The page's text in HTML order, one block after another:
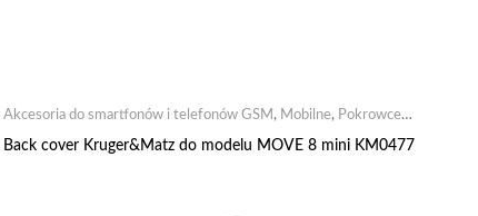
Akcesoria do smartfonów i telefonów GSM , Mobilne, Pokrowce,
Pokrowce dedykowane
Back cover Kruger&Matz do modelu MOVE 8 mini KM0477